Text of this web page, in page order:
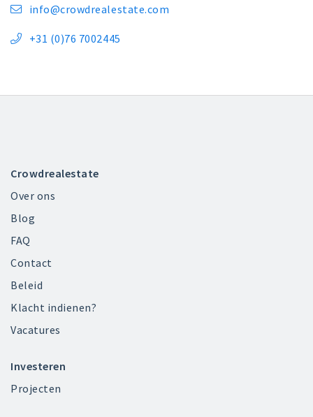
 info@crowdrealestate.com
 +31 (0)76 7002445
Crowdrealestate
Over ons
Blog
FAQ
Contact
Beleid
Klacht indienen?
Vacatures
Investeren
Projecten